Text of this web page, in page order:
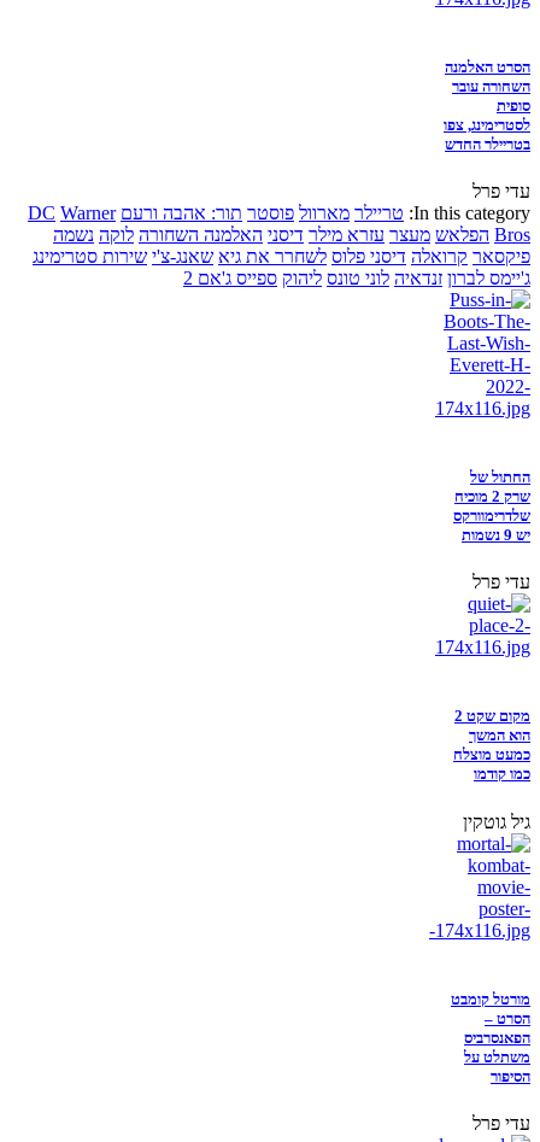
הסרט האלמנה
השחורה עובר
סופית
לסטרימינג, צפו
בטריילר החדש
עדי פרל
In this category: טריילר מארוול פוסטר תור: אהבה ורעם DC Warner
Bros הפלאש מעצר עזרא מילר דיסני האלמנה השחורה לוקה נשמה
פיקסאר קרואלה דיסני פלוס לשחרר את גיא שאנג-צ'י שירות סטרימינג
ג'יימס לברון זנדאיה לוני טונס ליהוק ספייס ג'אם 2
החתול של
שרק 2 מוכיח
שלדרימוורקס
יש 9 נשמות
עדי פרל
מקום שקט 2
הוא המשך
כמעט מוצלח
כמו קודמו
גיל גוטקין
מורטל קומבט
הסרט –
הפאנסרביס
משתלט על
הסיפור
עדי פרל